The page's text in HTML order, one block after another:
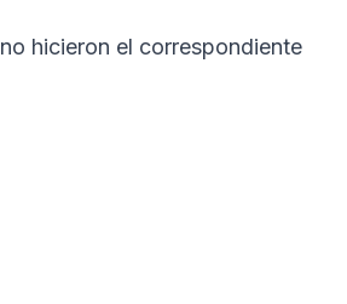
no hicieron el correspondiente